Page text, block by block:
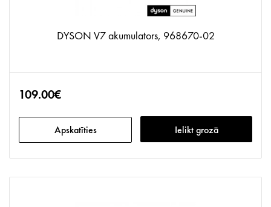
DYSON V7 akumulators, 968670-02
109.00€
Apskatīties Ielikt grozā